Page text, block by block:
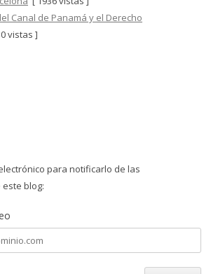
Canal de Panamá y el Derecho
vistas ]
para notificarlo de las
blog: